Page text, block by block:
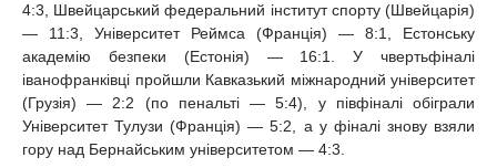
4:3, Швейцарський федеральний інститут спорту (Швейцарія)
— 11:3, Університет Реймса (Франція) — 8:1, Естонську
академію безпеки (Естонія) — 16:1. У чвертьфіналі
іванофранківці пройшли Кавказький міжнародний університет
(Грузія) — 2:2 (по пенальті — 5:4), у півфіналі обіграли
Університет Тулузи (Франція) — 5:2, а у фіналі знову взяли
гору над Бернайським університетом — 4:3.